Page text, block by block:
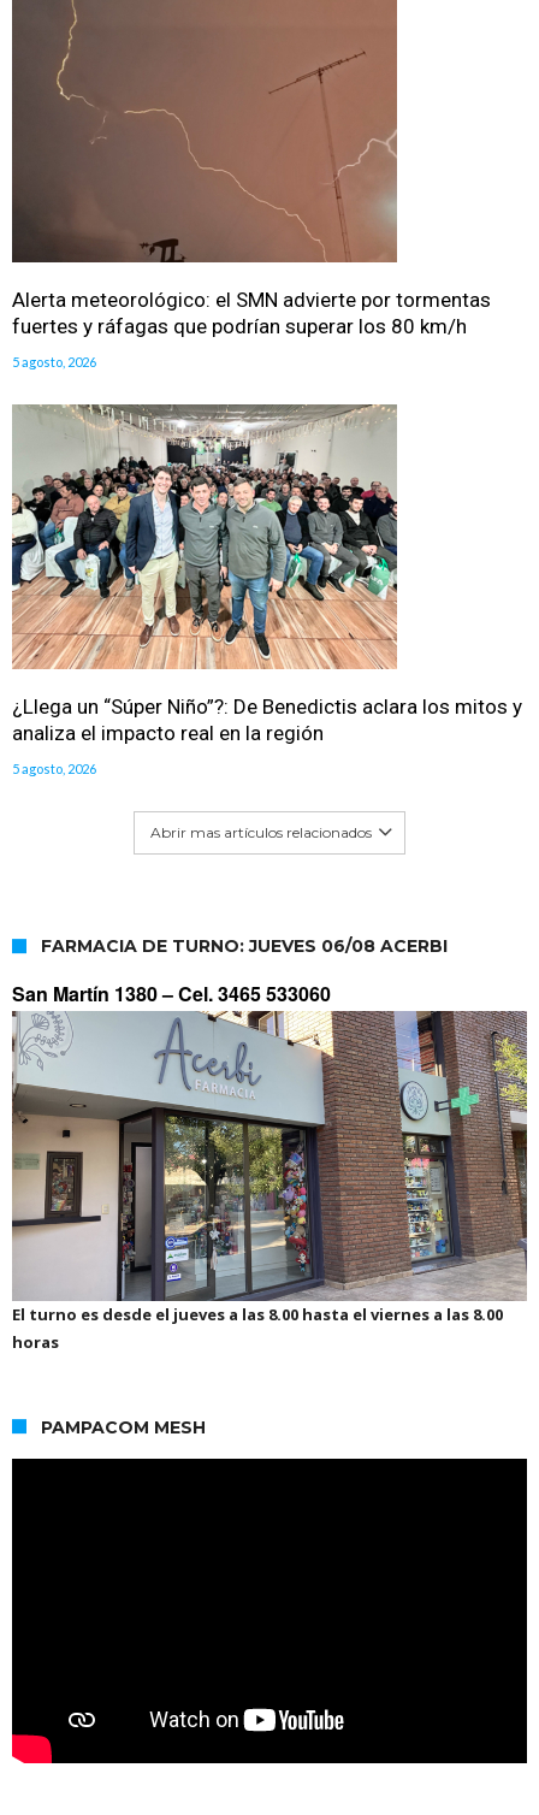
Alerta meteorológico: el SMN advierte por tormentas
fuertes y ráfagas que podrían superar los 80 km/h
5 agosto, 2026
¿Llega un “Súper Niño”?: De Benedictis aclara los mitos y
analiza el impacto real en la región
5 agosto, 2026
Abrir mas artículos relacionados
FARMACIA DE TURNO: JUEVES 06/08 ACERBI
San Martín 1380 –Cel. 3465 533060
El turno es desde el jueves a las 8.00 hasta el viernes a las 8.00
horas
PAMPACOM MESH